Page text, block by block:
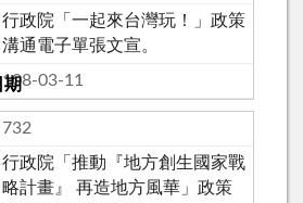
行政院「一起來台灣玩！」政策
溝通電子單張文宣。
108-03-11
732
行政院「推動『地方創生國家戰
略計畫』 再造地方風華」政策